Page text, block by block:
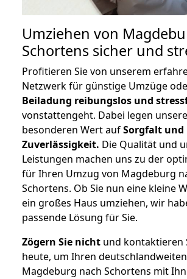
Umziehen von
Schortens sicher und
Profitieren Sie von unserem
Netzwerk für günstige Umzüge
Beiladung reibungslos und
vonstattengeht. Dabei legen
besonderen Wert aufSorgfalt und
Zuverlässigkeit. Die Qualität und
Leistungen machen uns zu der
für Ihren Umzug von Magdeburg
Schortens. Ob Sie nun eine kleine
ein großes Haus umziehen, wir
passende Lösung für Sie.
Zögern Sie nicht und kontaktieren
heute, um Ihren
Magdeburg nach Schortens mit